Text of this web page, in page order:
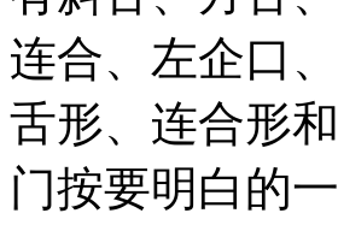
连合、左企口
舌形、连合形
门按要明白的